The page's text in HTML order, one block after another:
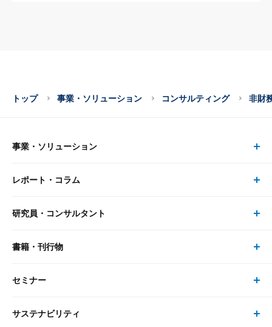
トップ 事業・ソリューション コンサルティング 非財
事業・ソリューション
事業・ソリューション トップ
リサーチ
レポート・コラム
レポート・コラム トップ
最新のレポート・コラム
研究員・コンサルタント
研究員・コンサルタント トップ
研究員
書籍・刊行物
書籍・刊行物 トップ
書籍
セミナー
セミナー トップ
サステナビリティ